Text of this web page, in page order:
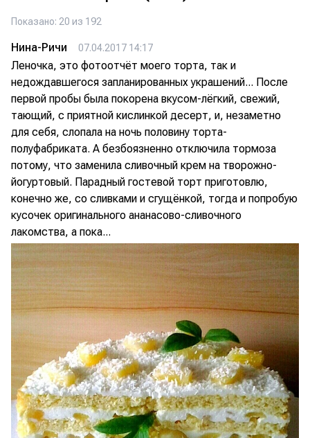
Показано: 20 из 192
Нина-Ричи 07.04.2017 14:17
Леночка, это фотоотчёт моего торта, так и
недождавшегося запланированных украшений... После
первой пробы была покорена вкусом-лёгкий, свежий,
тающий, с приятной кислинкой десерт, и, незаметно
для себя, слопала на ночь половину торта-
полуфабриката. А безбоязненно отключила тормоза
потому, что заменила сливочный крем на творожно-
йогуртовый. Парадный гостевой торт приготовлю,
конечно же, со сливками и сгущёнкой, тогда и попробую
кусочек оригинального ананасово-сливочного
лакомства, а пока...